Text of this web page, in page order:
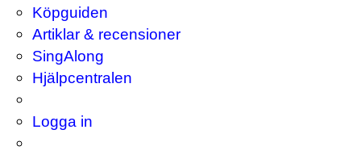
Köpguiden
Artiklar & recensioner
SingAlong
Hjälpcentralen
Logga in